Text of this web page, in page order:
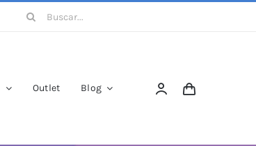
Buscar:
Outlet Blog